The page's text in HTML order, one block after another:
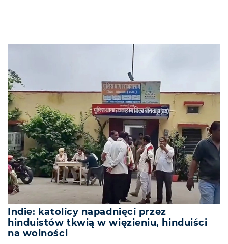
Indie: katolicy napadnięci przez
hinduistów tkwią w więzieniu, hinduiści
na wolności